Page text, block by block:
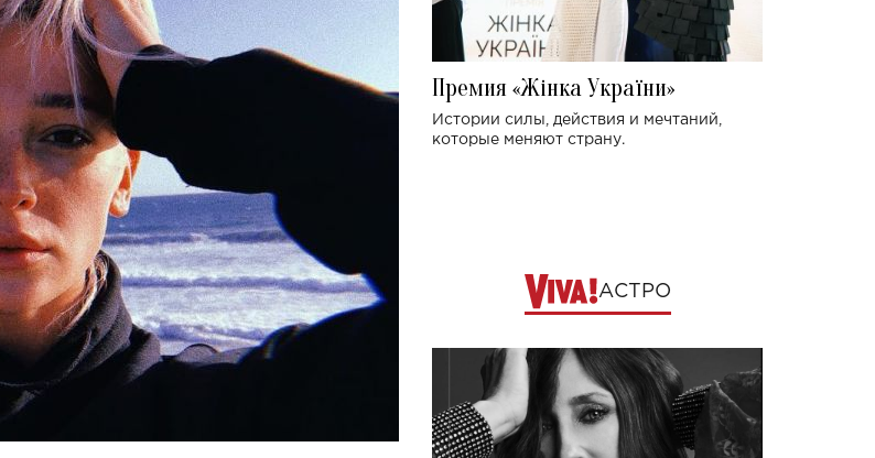
Премия «Жінка України»
Истории силы, действия и мечтаний,
которые меняют страну.
АСТРО